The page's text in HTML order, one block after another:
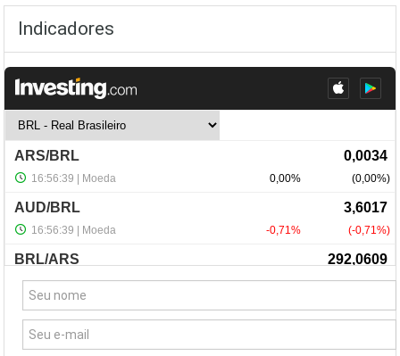
Indicadores
NewsLetter